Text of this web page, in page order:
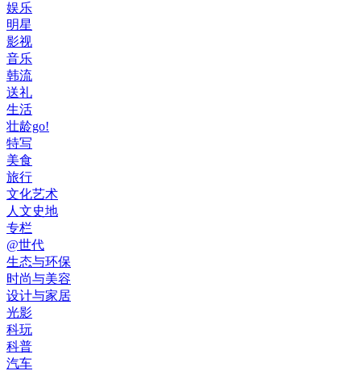
娱乐
明星
影视
音乐
韩流
送礼
生活
壮龄go!
特写
美食
旅行
文化艺术
人文史地
专栏
@世代
生态与环保
时尚与美容
设计与家居
光影
科玩
科普
汽车